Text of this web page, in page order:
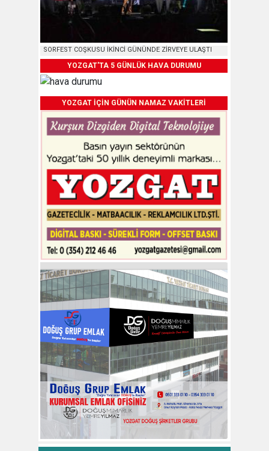
SORFEST COŞKUSU İKİNCİ GÜNÜNDE ZİRVEYE ULAŞTI
YOZGAT'TA 5 GÜNLÜK HAVA DURUMU
YOZGAT İÇİN GÜNÜN NAMAZ VAKİTLERİ